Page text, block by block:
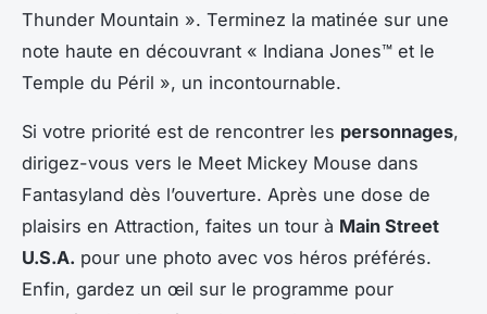
Thunder Mountain ». Terminez la matinée sur une
note haute en découvrant « Indiana Jones™ et le
Temple du Péril », un incontournable.
Si votre priorité est de rencontrer les personnages,
dirigez-vous vers le Meet Mickey Mouse dans
Fantasyland dès l’ouverture. Après une dose de
plaisirs en Attraction, faites un tour à Main Street
U.S.A. pour une photo avec vos héros préférés.
Enfin, gardez un œil sur le programme pour